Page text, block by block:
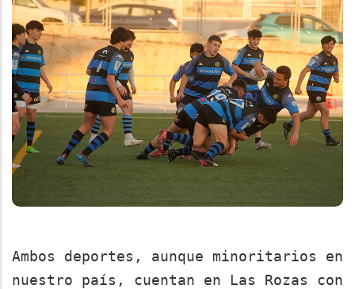
Ambos deportes, aunque minoritarios en
nuestro país, cuentan en Las Rozas con